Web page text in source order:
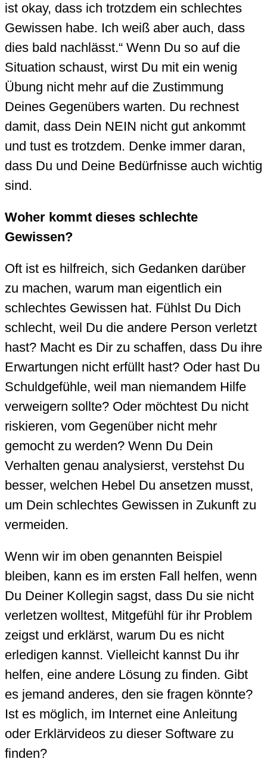
ist okay, dass ich trotzdem ein schlechtes
Gewissen habe. Ich weiß aber auch, dass
dies bald nachlässt.“ Wenn Du so auf die
Situation schaust, wirst Du mit ein wenig
Übung nicht mehr auf die Zustimmung
Deines Gegenübers warten. Du rechnest
damit, dass Dein NEIN nicht gut ankommt
und tust es trotzdem. Denke immer daran,
dass Du und Deine Bedürfnisse auch wichtig
sind.
Woher kommt dieses schlechte
Gewissen?
Oft ist es hilfreich, sich Gedanken darüber
zu machen, warum man eigentlich ein
schlechtes Gewissen hat. Fühlst Du Dich
schlecht, weil Du die andere Person verletzt
hast? Macht es Dir zu schaffen, dass Du ihre
Erwartungen nicht erfüllt hast? Oder hast Du
Schuldgefühle, weil man niemandem Hilfe
verweigern sollte? Oder möchtest Du nicht
riskieren, vom Gegenüber nicht mehr
gemocht zu werden? Wenn Du Dein
Verhalten genau analysierst, verstehst Du
besser, welchen Hebel Du ansetzen musst,
um Dein schlechtes Gewissen in Zukunft zu
vermeiden.
Wenn wir im oben genannten Beispiel
bleiben, kann es im ersten Fall helfen, wenn
Du Deiner Kollegin sagst, dass Du sie nicht
verletzen wolltest, Mitgefühl für ihr Problem
zeigst und erklärst, warum Du es nicht
erledigen kannst. Vielleicht kannst Du ihr
helfen, eine andere Lösung zu finden. Gibt
es jemand anderes, den sie fragen könnte?
Ist es möglich, im Internet eine Anleitung
oder Erklärvideos zu dieser Software zu
finden?